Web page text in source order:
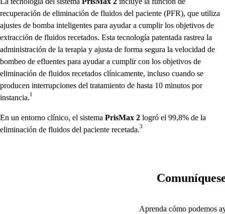
recuperación de eliminación de fluidos del paciente (PFR), que utiliza
ajustes de bomba inteligentes para ayudar a cumplir los objetivos de
extracción de fluidos recetados. Esta tecnología patentada rastrea la
administración de la terapia y ajusta de forma segura la velocidad de
bombeo de efluentes para ayudar a cumplir con los objetivos de
eliminación de fluidos recetados clínicamente, incluso cuando se
producen interrupciones del tratamiento de hasta 10 minutos por
instancia.1
En un entorno clínico, el sistema PrisMax 2 logró el 99,8% de la
eliminación de fluidos del paciente recetada.3
Aprenda cómo podemos